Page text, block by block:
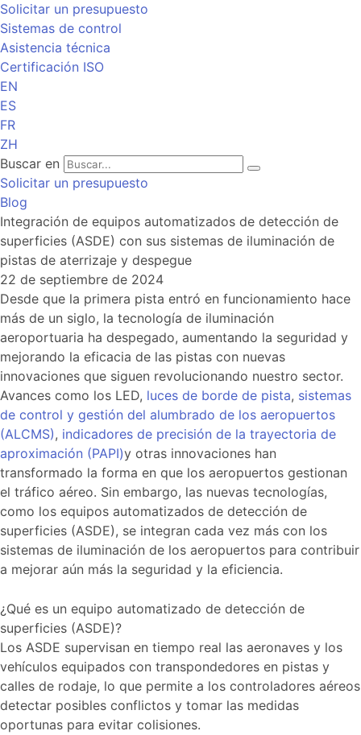
Solicitar un presupuesto
Sistemas de control
Asistencia técnica
Certificación ISO
EN
ES
FR
ZH
Buscar en
Solicitar un presupuesto
Blog
Integración de equipos automatizados de detección de
superficies (ASDE) con sus sistemas de iluminación de
pistas de aterrizaje y despegue
22 de septiembre de 2024
Desde que la primera pista entró en funcionamiento hace
más de un siglo, la tecnología de iluminación
aeroportuaria ha despegado, aumentando la seguridad y
mejorando la eficacia de las pistas con nuevas
innovaciones que siguen revolucionando nuestro sector.
Avances como los LED, luces de borde de pista, sistemas
de control y gestión del alumbrado de los aeropuertos
(ALCMS), indicadores de precisión de la trayectoria de
aproximación (PAPI)y otras innovaciones han
transformado la forma en que los aeropuertos gestionan
el tráfico aéreo. Sin embargo, las nuevas tecnologías,
como los equipos automatizados de detección de
superficies (ASDE), se integran cada vez más con los
sistemas de iluminación de los aeropuertos para contribuir
a mejorar aún más la seguridad y la eficiencia.
¿Qué es un equipo automatizado de detección de
superficies (ASDE)?
Los ASDE supervisan en tiempo real las aeronaves y los
vehículos equipados con transpondedores en pistas y
calles de rodaje, lo que permite a los controladores aéreos
detectar posibles conflictos y tomar las medidas
oportunas para evitar colisiones.